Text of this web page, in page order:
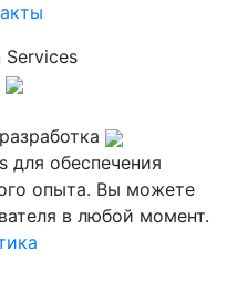
для обеспечения
опыта. Вы можете
в любой момент.